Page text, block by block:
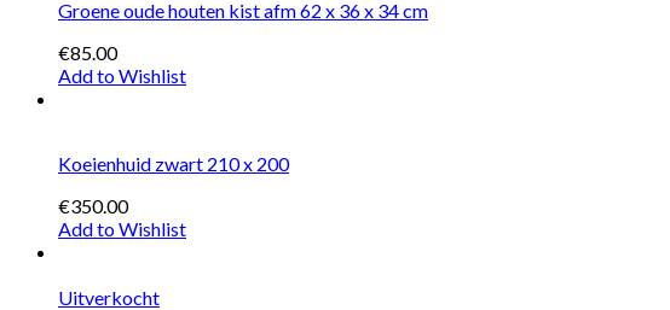
Groene oude houten kist afm 62 x 36 x 34 cm
€85.00
Add to Wishlist
Koeienhuid zwart 210 x 200
€350.00
Add to Wishlist
Uitverkocht